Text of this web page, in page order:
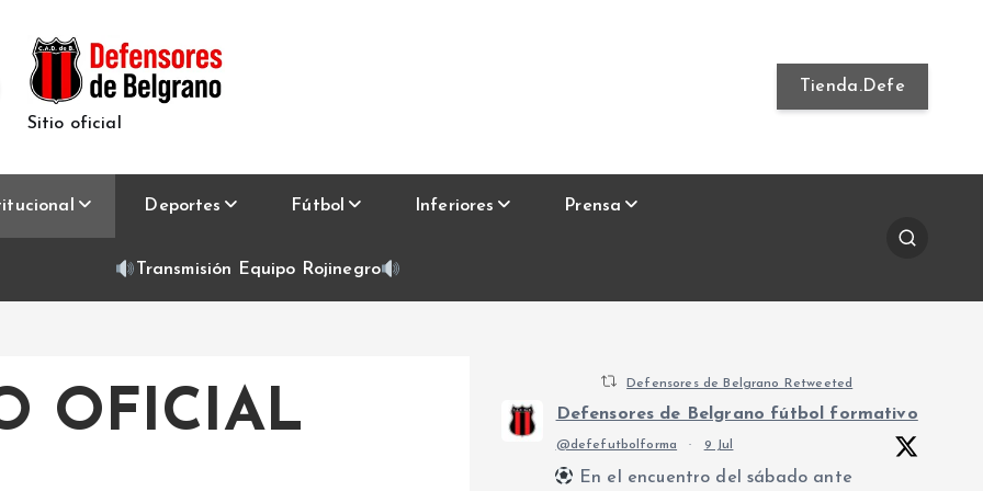
Sitio oficial
Tienda.Defe
Deportes Fútbol Inferiores Prensa
Transmisión Equipo Rojinegro
OFICIAL
Defensores de Belgrano Retweeted
Defensores de Belgrano fútbol formativo
@defefutbolforma · 9 Jul
En el encuentro del sábado ante